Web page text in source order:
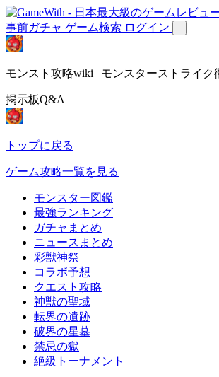
事前ガチャ ゲーム検索 ログイン
モンスト攻略wiki | モンスターストライク
掲示板Q&A
トップに戻る
ゲーム攻略一覧を見る
モンスター図鑑
最強ランキング
ガチャまとめ
ニュースまとめ
彩獣神祭
コラボ予想
クエスト攻略
神獣の聖域
転界の遺跡
破界の星墓
禁忌の獄
絶級トーナメント